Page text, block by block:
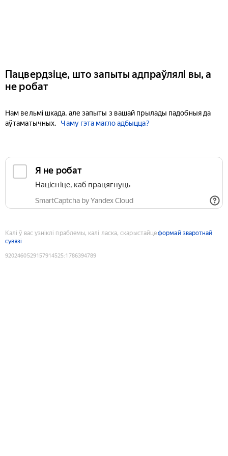
Пацвердзіце, што запыты адпраўлялі вы, а
не робат
Нам вельмі шкада, але запыты з вашай прылады падобныя да
аўтаматычных.
Чаму гэта магло адбыцца?
Я не робат
Націсніце, каб працягнуць
SmartCaptcha by Yandex Cloud
Калі ў вас узніклі праблемы, калі ласка, скарыстайцеформай зваротнай
сувязі
9202460529157914525:1786394789